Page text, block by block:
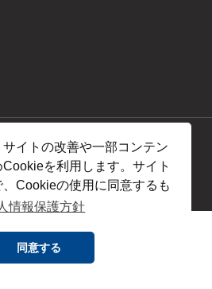
イトの改善や一部コンテン
を利用します。サイト
Cookieの使用に同意するも
情報保護方針
同意する